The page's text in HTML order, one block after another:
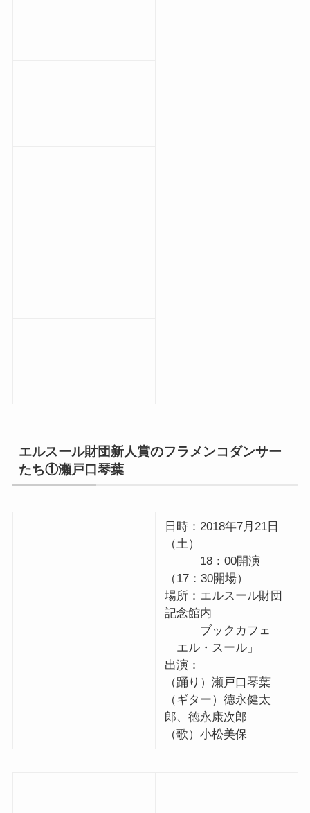
エルスール財団新人賞のフラメンコダンサー
たち①瀬戸口琴葉
日時：2018年7月21日
（土）
18：00開演
（17：30開場）
場所：エルスール財団
記念館内
ブックカフェ
「エル・スール」
出演：
（踊り）瀬戸口琴葉
（ギター）徳永健太
郎、徳永康次郎
（歌）小松美保